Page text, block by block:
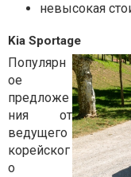
невысокая
Kia Sportage
Популярн
ое
предложе
ния от
ведущего
корейског
о